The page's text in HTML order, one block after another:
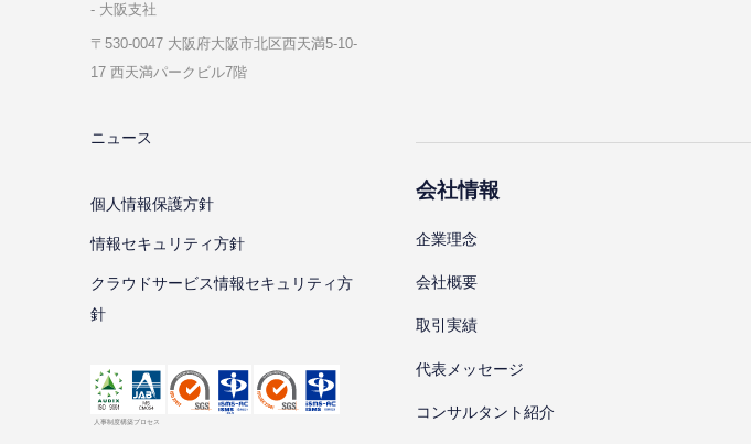
⼤阪⽀社
〒530-0047 ⼤阪府⼤阪市北区⻄天満5-10-
17 ⻄天満パークビル7階
ニュース
個⼈情報保護⽅針
情報セキュリティ⽅針
クラウドサービス情報セキュリティ方
針
会社情報
企業理念
会社概要
取引実績
代表メッセージ
コンサルタント紹介